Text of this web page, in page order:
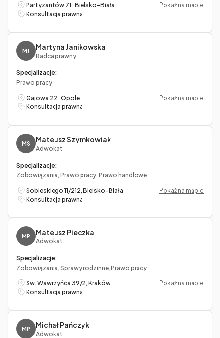
Partyzantów 71 , Bielsko-Biała
Pokaż na mapie
Konsultacja prawna
MJ Martyna Janikowska
Radca prawny
Specjalizacje:
Prawo pracy
Gajowa 22 , Opole
Pokaż na mapie
Konsultacja prawna
MS Mateusz Szymkowiak
Adwokat
Specjalizacje:
Zobowiązania, Prawo pracy, Prawo handlowe
Sobieskiego 11/212, Bielsko-Biała
Pokaż na mapie
Konsultacja prawna
MP Mateusz Pieczka
Adwokat
Specjalizacje:
Zobowiązania, Sprawy rodzinne, Prawo pracy
Św. Wawrzyńca 39/2, Kraków
Pokaż na mapie
Konsultacja prawna
MP Michał Pańczyk
Adwokat